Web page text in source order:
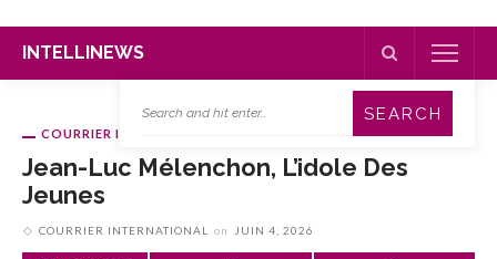
INTELLINEWS
COURRIER INTERNATIONAL
Jean-Luc Mélenchon, L’idole Des
Jeunes
COURRIER INTERNATIONAL on JUIN 4, 2026